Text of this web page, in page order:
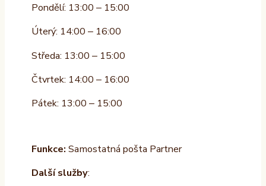
Pondělí: 13:00 – 15:00
Úterý: 14:00 – 16:00
Středa: 13:00 – 15:00
Čtvrtek: 14:00 – 16:00
Pátek: 13:00 – 15:00
Funkce: Samostatná pošta Partner
Další služby: